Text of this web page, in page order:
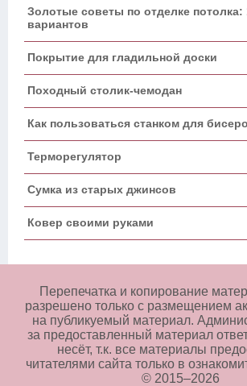
Золотые советы по отделке
вариантов
Покрытие для гладильной доски
Походный столик-чемодан
Как пользоваться станком для
Терморегулятор
Сумка из старых джинсов
Ковер своими руками
Перепечатка и копирование
разрешено только с размещением
на публикуемый материал.
за предоставленный материал
несёт, т.к. все материалы
читателями сайта только в
© 2015–2026